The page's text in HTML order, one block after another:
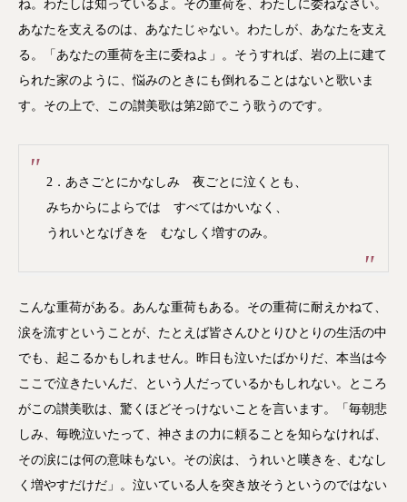
ね。わたしは知っているよ。その重荷を、わたしに委ねなさい。
あなたを支えるのは、あなたじゃない。わたしが、あなたを支え
る。「あなたの重荷を主に委ねよ」。そうすれば、岩の上に建て
られた家のように、悩みのときにも倒れることはないと歌いま
す。その上で、この讃美歌は第2節でこう歌うのです。
2．あさごとにかなしみ 夜ごとに泣くとも、
みちからによらでは すべてはかいなく、
うれいとなげきを むなしく増すのみ。
こんな重荷がある。あんな重荷もある。その重荷に耐えかねて、
涙を流すということが、たとえば皆さんひとりひとりの生活の中
でも、起こるかもしれません。昨日も泣いたばかりだ、本当は今
ここで泣きたいんだ、という人だっているかもしれない。ところ
がこの讃美歌は、驚くほどそっけないことを言います。「毎朝悲
しみ、毎晩泣いたって、神さまの力に頼ることを知らなければ、
その涙には何の意味もない。その涙は、うれいと嘆きを、むなし
く増やすだけだ」。泣いている人を突き放そうというのではない